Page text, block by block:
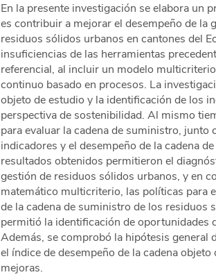
En la presente investigación se elabora un
es contribuir a mejorar el desempeño de la
residuos sólidos urbanos en cantones del
insuficiencias de las herramientas
referencial, al incluir un modelo
continuo basado en procesos. La
objeto de estudio y la identificación de los
perspectiva de sostenibilidad. Al mismo
para evaluar la cadena de suministro, junto
indicadores y el desempeño de la cadena
resultados obtenidos permitieron el
gestión de residuos sólidos urbanos, y en
matemático multicriterio, las políticas para
de la cadena de suministro de los residuos
permitió la identificación de oportunidades
Además, se comprobó la hipótesis general
el índice de desempeño de la cadena
mejoras.